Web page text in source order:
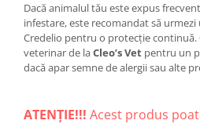
Dacă animalul tău este expus
infestare, este recomandat să
Credelio pentru o protecție continuă.
veterinar de laCleo’s Vet pentru un
dacă apar semne de alergii sau alte
ATENȚIE!!! Acest produs